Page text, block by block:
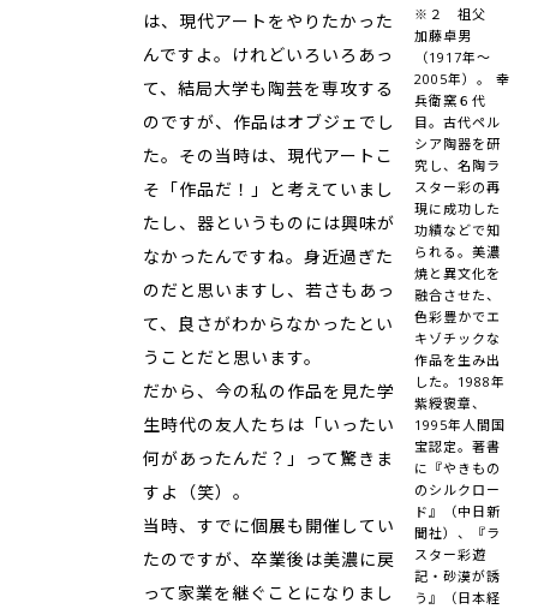
は、現代アートをやりたかった
んですよ。けれどいろいろあっ
て、結局大学も陶芸を専攻する
のですが、作品はオブジェでし
た。その当時は、現代アートこ
そ「作品だ！」と考えていまし
たし、器というものには興味が
なかったんですね。身近過ぎた
のだと思いますし、若さもあっ
て、良さがわからなかったとい
うことだと思います。
だから、今の私の作品を見た学
生時代の友人たちは「いったい
何があったんだ？」って驚きま
すよ（笑）。
当時、すでに個展も開催してい
たのですが、卒業後は美濃に戻
って家業を継ぐことになりまし
※２ 祖父
加藤卓男
（1917年～
2005年）。 幸
兵衛窯６代
目。古代ペル
シア陶器を研
究し、名陶ラ
スター彩の再
現に成功した
功績などで知
られる。美濃
焼と異文化を
融合させた、
色彩豊かでエ
キゾチックな
作品を生み出
した。1988年
紫綬褒章、
1995年人間国
宝認定。著書
に『やきもの
のシルクロー
ド』（中日新
聞社）、『ラ
スター彩遊
記・砂漠が誘
う』（日本経